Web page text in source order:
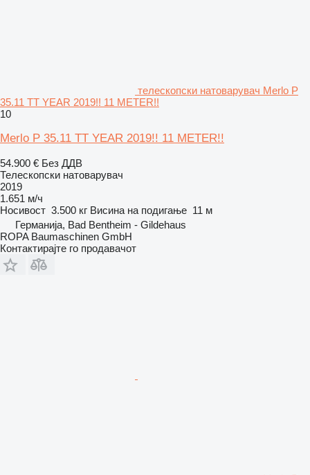
телескопски натоварувач Merlo P
35.11 TT YEAR 2019!! 11 METER!!
10
Merlo P 35.11 TT YEAR 2019!! 11 METER!!
54.900 € Без ДДВ
Телескопски натоварувач
2019
1.651 м/ч
Носивост 3.500 кг Висина на подигање 11 м
Германија, Bad Bentheim - Gildehaus
ROPA Baumaschinen GmbH
Контактирајте го продавачот